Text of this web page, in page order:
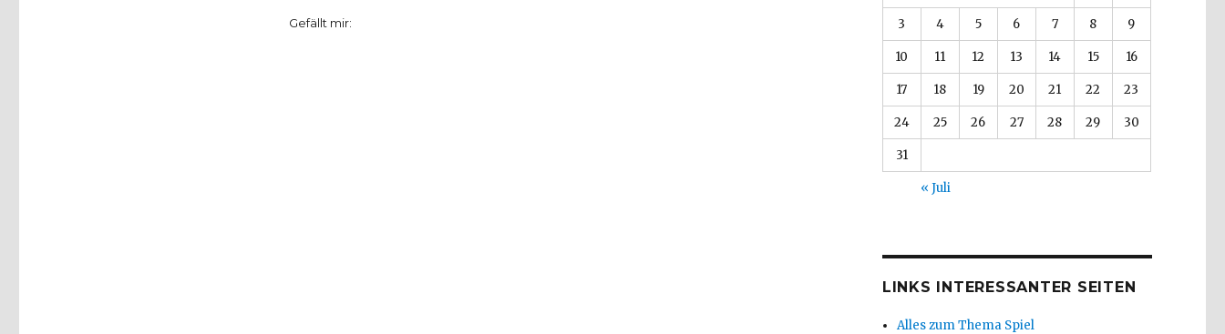
Gefällt mir: 3 4 5 6 7 8 9
10 11 12 13 14 15 16
17 18 19 20 21 22 23
24 25 26 27 28 29 30
31
« Juli
LINKS INTERESSANTER SEITEN
Alles zum Thema Spiel